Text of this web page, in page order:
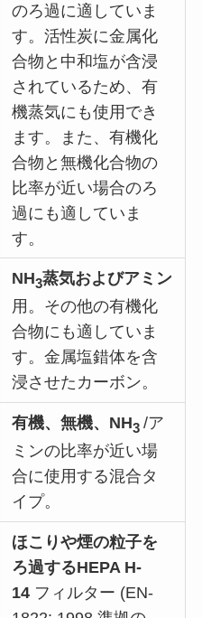
のろ過に適していま
す。活性炭に金属化
合物と中和塩が含浸
されているため、有
機蒸気にも使用でき
ます。また、有機化
合物と無機化合物の
比率が近い場合のろ
過にも適していま
す。
NH3蒸気およびアミン
用。その他の有機化
合物にも適していま
す。金属塩錯体を含
浸させたカーボン。
有機、無機、NH3 /ア
ミンの比率が近い場
合に使用する混合タ
イプ。
ほこりや煙の粒子を
ろ過するHEPA H-
14 フィルター (EN-